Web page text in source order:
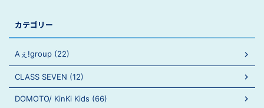
カテゴリー
Aぇ!group (22)
CLASS SEVEN (12)
DOMOTO/ KinKi Kids (66)